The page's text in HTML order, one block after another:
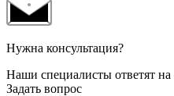
Нужна консультация?
Наши специалисты ответят
Задать вопрос